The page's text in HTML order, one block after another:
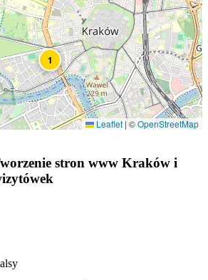
1
Leaflet |©OpenStreetMap
stron www Kraków i